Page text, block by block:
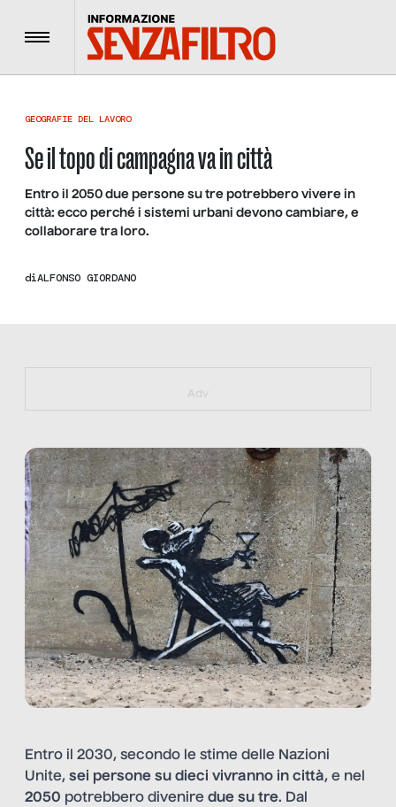
Menu
GEOGRAFIE DEL LAVORO
Se il topo di campagna va in città
Entro il 2050 due persone su tre potrebbero vivere in
città: ecco perché i sistemi urbani devono cambiare, e
collaborare tra loro.
diALFONSO GIORDANO
https://bit.ly/muster_aggiornamento
Adv
Entro il 2030, secondo le stime delle Nazioni
Unite, sei persone su dieci vivranno in città, e nel
2050 potrebbero divenire due su tre. Dal